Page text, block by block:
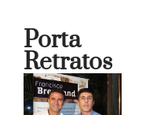
Porta
Retratos